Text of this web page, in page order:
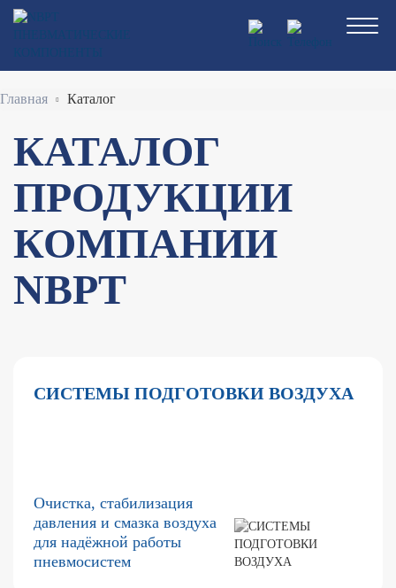
Перейти
Строка
Главная Каталог
КАТАЛОГ
ПРОДУКЦИИ
КОМПАНИИ
NBPT
СИСТЕМЫ ПОДГОТОВКИ ВОЗДУХА
Очистка, стабилизация
давления и смазка воздуха
для надёжной работы
пневмосистем